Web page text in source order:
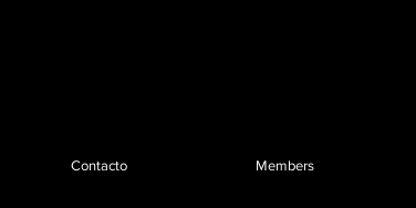
Contacto Members